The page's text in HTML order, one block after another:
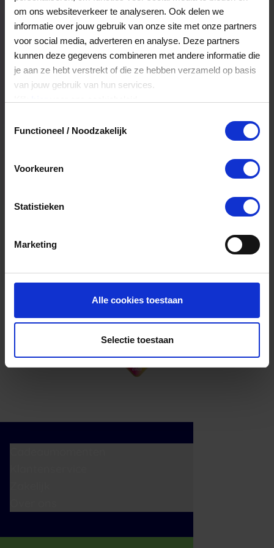
om ons websiteverkeer te analyseren. Ook delen we
informatie over jouw gebruik van onze site met onze partners
voor social media, adverteren en analyse. Deze partners
kunnen deze gegevens combineren met andere informatie die
je aan ze hebt verstrekt of die ze hebben verzameld op basis
van jouw gebruik van hun services.
Functioneel / Noodzakelijk
Voorkeuren
Statistieken
Marketing
Alle cookies toestaan
Selectie toestaan
Veelgestelde Vragen
Kan ik het saldo in delen besteden?
Ja, je mag het saldo van je VVV
cadeaukaart in delen uitgeven.
Hoelang blijft mijn saldo geldig?
Het volledige saldo op de VVV cadeaukaart
is minimaal drie jaar geldig.
Ja, je mag het saldo van je VVV
cadeaukaart in delen uitgeven.